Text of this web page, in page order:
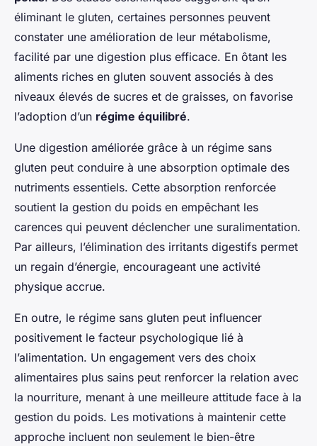
éliminant le gluten, certaines personnes peuvent
constater une amélioration de leur métabolisme,
facilité par une digestion plus efficace. En ôtant les
aliments riches en gluten souvent associés à des
niveaux élevés de sucres et de graisses, on favorise
l’adoption d’un régime équilibré.
Une digestion améliorée grâce à un régime sans
gluten peut conduire à une absorption optimale des
nutriments essentiels. Cette absorption renforcée
soutient la gestion du poids en empêchant les
carences qui peuvent déclencher une suralimentation.
Par ailleurs, l’élimination des irritants digestifs permet
un regain d’énergie, encourageant une activité
physique accrue.
En outre, le régime sans gluten peut influencer
positivement le facteur psychologique lié à
l’alimentation. Un engagement vers des choix
alimentaires plus sains peut renforcer la relation avec
la nourriture, menant à une meilleure attitude face à la
gestion du poids. Les motivations à maintenir cette
approche incluent non seulement le bien-être